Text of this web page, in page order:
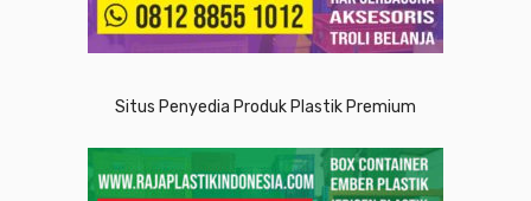
Situs Penyedia Produk Plastik Premium